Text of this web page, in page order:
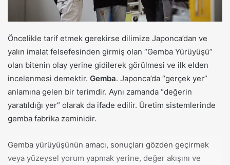
d
e
m
e
k
Öncelikle tarif etmek gerekirse dilimize Japonca’dan ve
yalın imalat felsefesinden girmiş olan “Gemba Yürüyüşü”
olan bitenin olay yerine gidilerek görülmesi ve ilk elden
incelenmesi demektir. Gemba. Japonca’da “gerçek yer”
anlamına gelen bir terimdir. Aynı zamanda “değerin
yaratıldığı yer” olarak da ifade edilir. Üretim sistemlerinde
gemba fabrika zeminidir.
Gemba yürüyüşünün amacı, sonuçları gözden geçirmek
veya yüzeysel yorum yapmak yerine, değer akışını ve